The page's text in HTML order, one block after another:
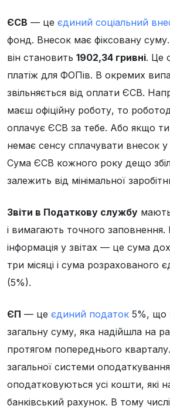
ЄСВ — це єдиний соціальний
фонд. Внесок має фіксовану
він становить 1902,34 гривні. Це
платіж для ФОПів. В окремих
звільняється від оплати ЄСВ.
маєш офіційну роботу, то
оплачує ЄСВ за тебе. Або якщо ти
немає сенсу сплачувати внесок
Сума ЄСВ кожного року дещо
залежить від мінімальної
Звіти в Податкову службу
і вимагають точного
інформація у звітах — це сума
три місяці і сума розрахованого
(5%).
ЄП — це єдиний податок 5%, що
загальну суму, яка надійшла на
протягом попереднього
загальної системи
оподатковуються усі кошти, які
банківський рахунок. В тому